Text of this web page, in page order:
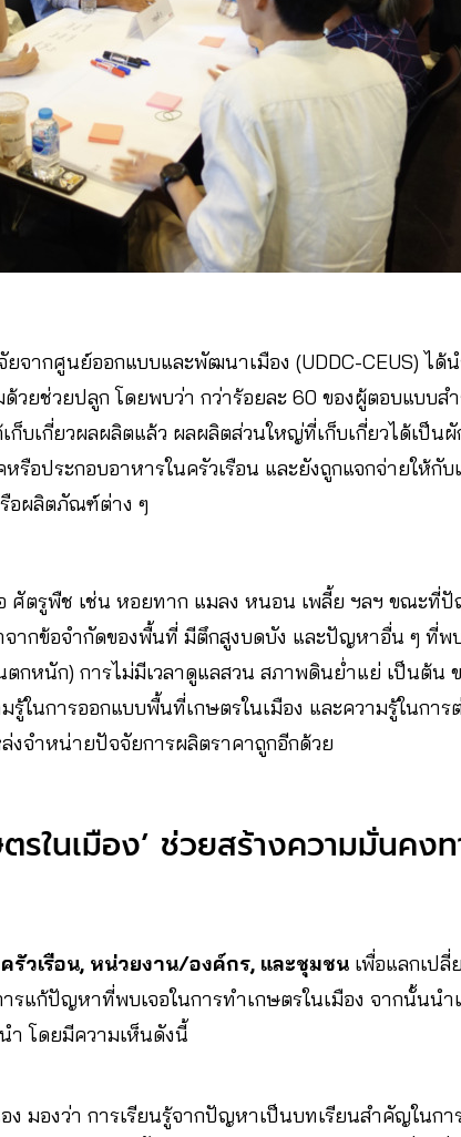
ยจากศูนย์ออกแบบและพัฒนาเมือง (UDDC-CEUS) ได้
วยช่วยปลูก โดยพบว่า กว่าร้อยละ 60 ของผู้ตอบแบบส
ก็บเกี่ยวผลผลิตแล้ว ผลผลิตส่วนใหญ่ที่เก็บเกี่ยวได้เป็นผั
รือประกอบอาหารในครัวเรือน และยังถูกแจกจ่ายให้กับ
อผลิตภัณฑ์ต่าง ๆ
ศัตรูพืช เช่น หอยทาก แมลง หนอน เพลี้ย ฯลฯ ขณะที่
จากข้อจำกัดของพื้นที่ มีตึกสูงบดบัง และปัญหาอื่น ๆ ที่พ
กหนัก) การไม่มีเวลาดูแลสวน สภาพดินย่ำแย่ เป็นต้น
ในการออกแบบพื้นที่เกษตรในเมือง และความรู้ในการ
งจำหน่ายปัจจัยการผลิตราคาถูกอีกด้วย
รในเมือง’ ช่วยสร้างความมั่นคง
ครัวเรือน, หน่วยงาน/องค์กร, และชุมชน เพื่อแลกเปลี่
รแก้ปัญหาที่พบเจอในการทำเกษตรในเมือง จากนั้นนำ
ำ โดยมีความเห็นดังนี้
อง มองว่า การเรียนรู้จากปัญหาเป็นบทเรียนสำคัญในกา